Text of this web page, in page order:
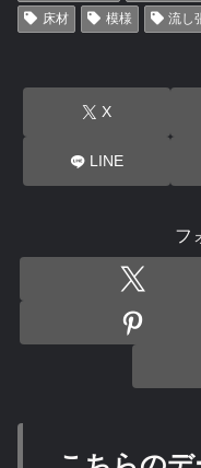
床材
模様 流し
X
LINE
フ